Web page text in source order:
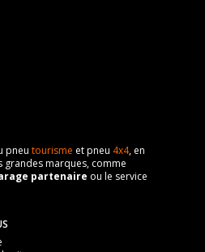
pneu tourisme et pneu 4x4, en
grandes marques, comme
partenaire ou le service